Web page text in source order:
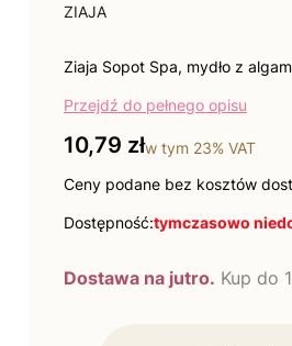
ZIAJA
Ziaja Sopot Spa, mydło z
Przejdź do pełnego opisu
Cena
10,79 złw tym 23% VAT
Ceny podane bez kosztów
Dostępność:tymczasowo
Dostawa na jutro. Kup do